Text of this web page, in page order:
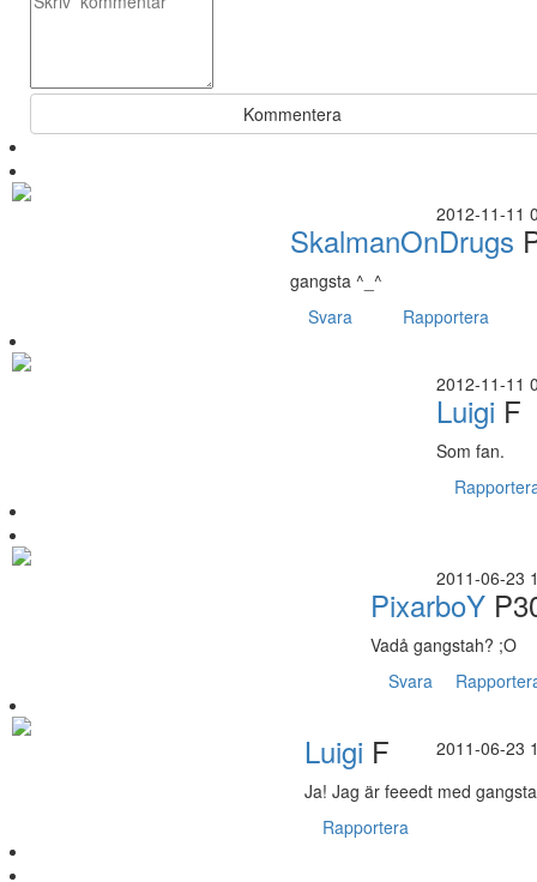
Kommentera
2012-11-11
SkalmanOnDrugs
gangsta ^_^
Svara
Rapportera
2012-11-11
Luigi F
Som fan.
2011-06-23
PixarboY
Vadå gangstah? ;O
Svara
2011-06-23
Luigi F
Ja! Jag är feeedt med
Rapportera